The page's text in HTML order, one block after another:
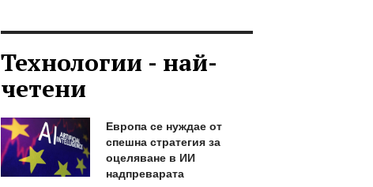
Технологии - най-
четени
Европа се нуждае от
спешна стратегия за
оцеляване в ИИ
надпреварата